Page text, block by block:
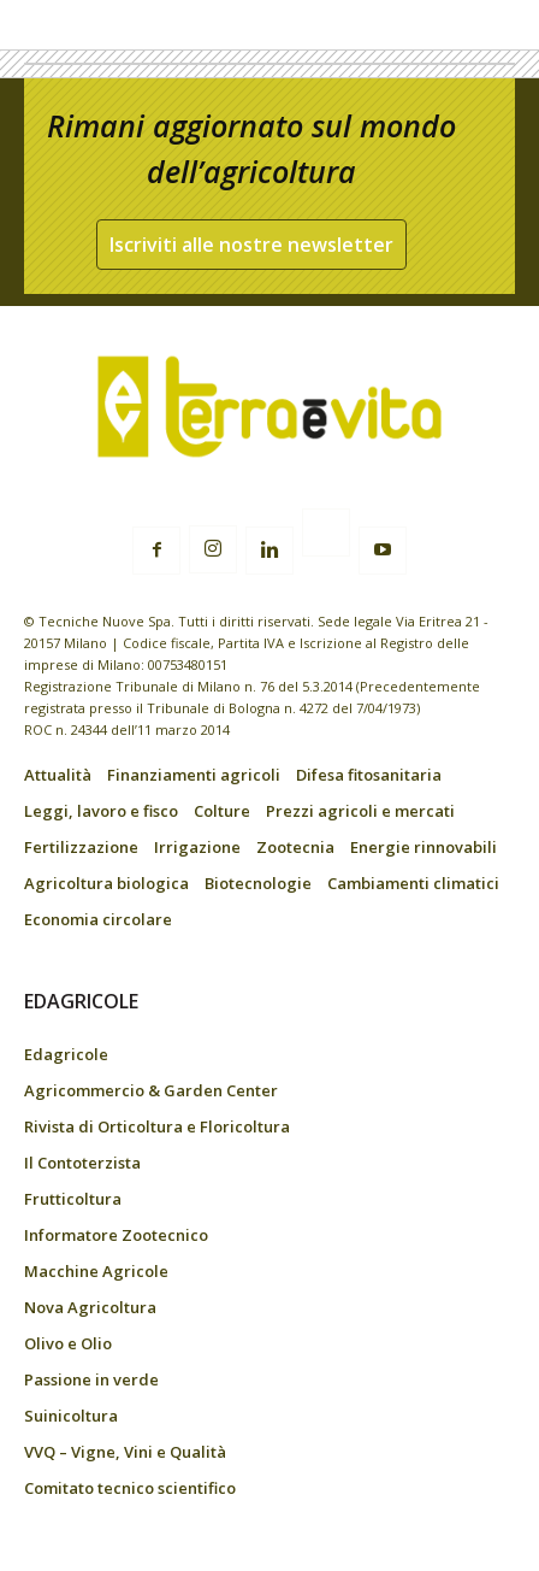
Rimani aggiornato sul mondo
dell’agricoltura
Iscriviti alle nostre newsletter
© Tecniche Nuove Spa. Tutti i diritti riservati. Sede legale Via Eritrea 21 -
20157 Milano | Codice fiscale, Partita IVA e Iscrizione al Registro delle
imprese di Milano: 00753480151
Registrazione Tribunale di Milano n. 76 del 5.3.2014 (Precedentemente
registrata presso il Tribunale di Bologna n. 4272 del 7/04/1973)
ROC n. 24344 dell’11 marzo 2014
Attualità Finanziamenti agricoli
Difesa fitosanitaria
Leggi, lavoro e fisco
Colture
Prezzi agricoli e mercati
Fertilizzazione
Irrigazione Zootecnia
Energie rinnovabili
Agricoltura biologica
Biotecnologie
Cambiamenti climatici
Economia circolare
EDAGRICOLE
Edagricole
Agricommercio & Garden Center
Rivista di Orticoltura e Floricoltura
Il Contoterzista
Frutticoltura
Informatore Zootecnico
Macchine Agricole
Nova Agricoltura
Olivo e Olio
Passione in verde
Suinicoltura
VVQ – Vigne, Vini e Qualità
Comitato tecnico scientifico